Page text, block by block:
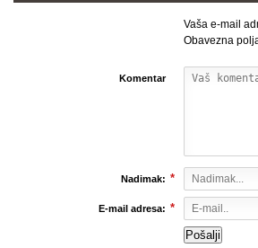
Vaša e-mail
Obavezna
Komentar
Nadimak: *
E-mail adresa: *